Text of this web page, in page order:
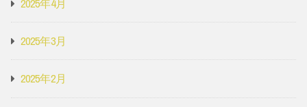
2025年4月
2025年3月
2025年2月